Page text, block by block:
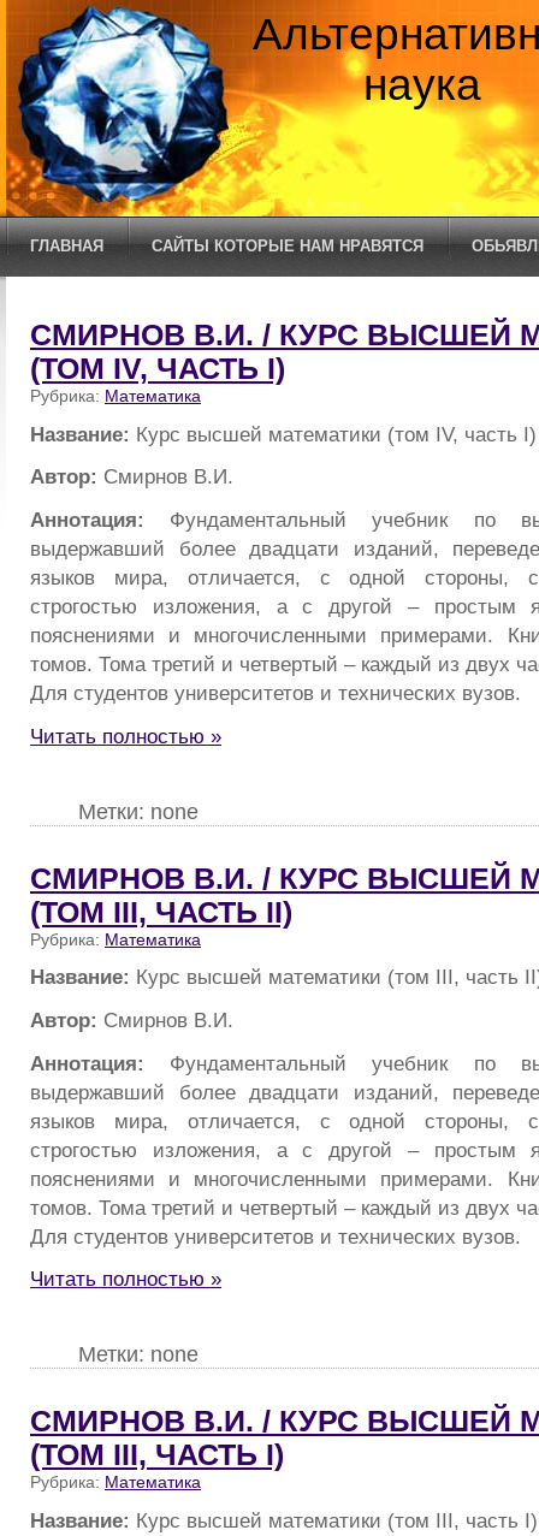
наука
ГЛАВНАЯ САЙТЫ КОТОРЫЕ НАМ НРАВЯТСЯ
СМИРНОВ В.И. / КУРС ВЫСШЕЙ
(ТОМ IV, ЧАСТЬ I)
Рубрика: Математика
Название: Курс высшей математики (том IV, часть I)
Автор: Смирнов В.И.
Аннотация: Фундаментальный учебник по
выдержавший более двадцати изданий,
языков мира, отличается, с одной стороны,
строгостью изложения, а с другой – простым
пояснениями и многочисленными примерами.
томов. Тома третий и четвертый – каждый из двух
Для студентов университетов и технических вузов.
Читать полностью »
Метки: none
СМИРНОВ В.И. / КУРС ВЫСШЕЙ
(ТОМ III, ЧАСТЬ II)
Рубрика: Математика
Название: Курс высшей математики (том III, часть
Автор: Смирнов В.И.
Аннотация: Фундаментальный учебник по
выдержавший более двадцати изданий,
языков мира, отличается, с одной стороны,
строгостью изложения, а с другой – простым
пояснениями и многочисленными примерами.
томов. Тома третий и четвертый – каждый из двух
Для студентов университетов и технических вузов.
Читать полностью »
Метки: none
СМИРНОВ В.И. / КУРС ВЫСШЕЙ
(ТОМ III, ЧАСТЬ I)
Рубрика: Математика
Название: Курс высшей математики (том III, часть I)